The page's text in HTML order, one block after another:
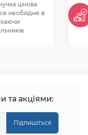
цінова
необхідне в
та акціями:
Підпишіться